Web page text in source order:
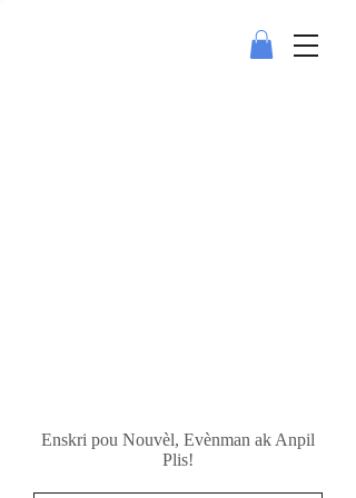
Enskri pou Nouvèl, Evènman ak Anpil
Plis!